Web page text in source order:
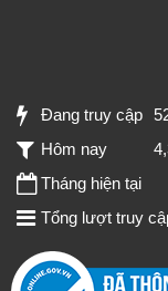
Đang truy cập
Hôm nay
Tháng hiện tại
Tổng lượt truy